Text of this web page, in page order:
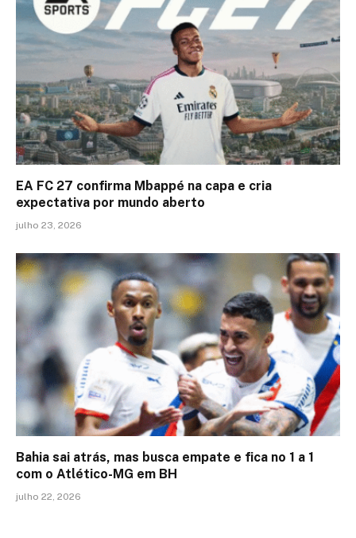
EA FC 27 confirma Mbappé na capa e cria
expectativa por mundo aberto
julho 23, 2026
Bahia sai atrás, mas busca empate e fica no 1 a 1
com o Atlético-MG em BH
julho 22, 2026